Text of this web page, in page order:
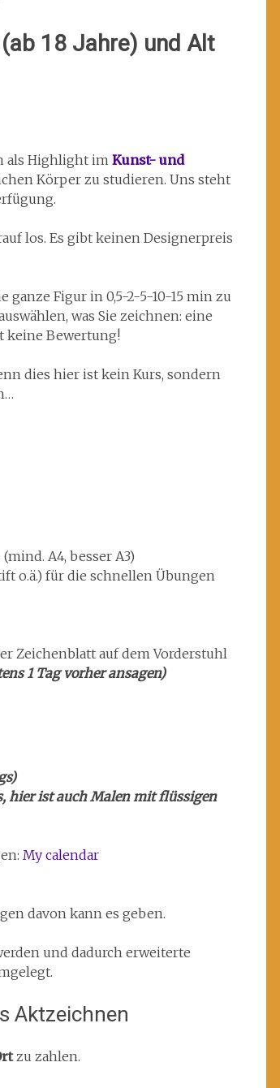
18 Jahre) und Alt
als Highlight im Kunst- und
Körper zu studieren. Uns steht
los. Es gibt keinen Designerpreis
Figur in 0,5-2-5-10-15 min zu
was Sie zeichnen: eine
keine Bewertung!
dies hier ist kein Kurs, sondern
A4, besser A3)
o.ä.) für die schnellen Übungen
Zeichenblatt auf dem Vorderstuhl
1 Tag vorher ansagen)
hier ist auch Malen mit flüssigen
My calendar
davon kann es geben.
und dadurch erweiterte
Aktzeichnen
zu zahlen.